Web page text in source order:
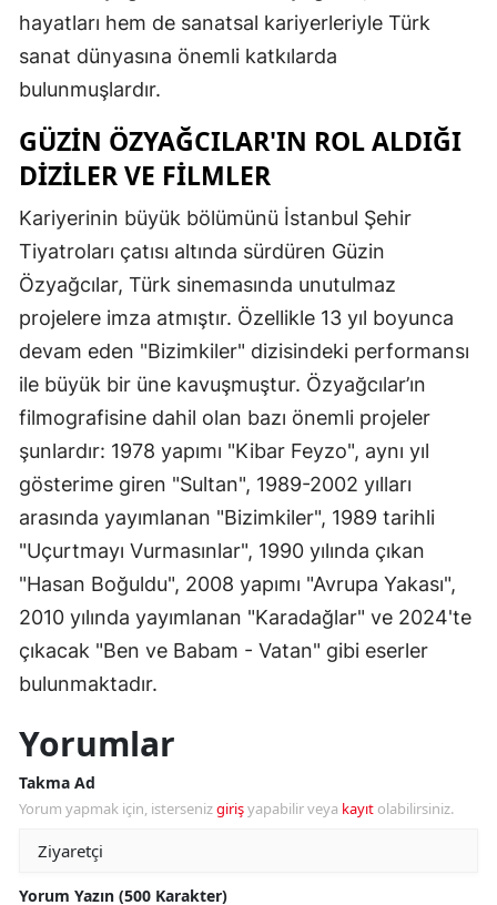
hayatları hem de sanatsal kariyerleriyle Türk
sanat dünyasına önemli katkılarda
bulunmuşlardır.
GÜZIN ÖZYAĞCILAR'IN ROL ALDIĞI
DIZILER VE FILMLER
Kariyerinin büyük bölümünü İstanbul Şehir
Tiyatroları çatısı altında sürdüren Güzin
Özyağcılar, Türk sinemasında unutulmaz
projelere imza atmıştır. Özellikle 13 yıl boyunca
devam eden "Bizimkiler" dizisindeki performansı
ile büyük bir üne kavuşmuştur. Özyağcılar’ın
filmografisine dahil olan bazı önemli projeler
şunlardır: 1978 yapımı "Kibar Feyzo", aynı yıl
gösterime giren "Sultan", 1989-2002 yılları
arasında yayımlanan "Bizimkiler", 1989 tarihli
"Uçurtmayı Vurmasınlar", 1990 yılında çıkan
"Hasan Boğuldu", 2008 yapımı "Avrupa Yakası",
2010 yılında yayımlanan "Karadağlar" ve 2024'te
çıkacak "Ben ve Babam - Vatan" gibi eserler
bulunmaktadır.
Yorumlar
Takma Ad
Yorum yapmak için, istersenizgirişyapabilir veya kayıt olabilirsiniz.
Yorum Yazın (500 Karakter)